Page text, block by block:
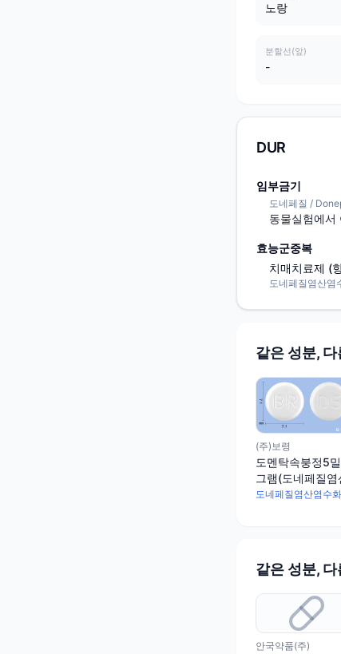
노랑
분할선(앞)
-
DUR
임부금기
도네페질 /
동물실험에서
효능군중복
치매치료제 (
도네페질염산
같은 성분,
(주)보령
도멘탁속붕정5
그램(도네페질염
염수화물)
같은 성분, 다
안국약품(주)